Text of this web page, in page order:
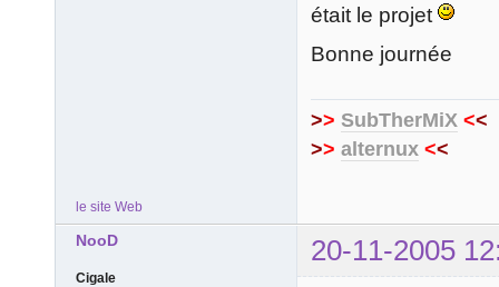
était le projet
Bonne journée
>> SubTherMiX <<
>> alternux <<
le site Web
NooD 20-11-2005
Cigale